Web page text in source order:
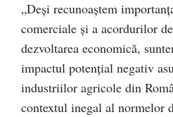
„Deși recunoaștem
comerciale și a acordurilor
dezvoltarea economică,
impactul potențial negativ
industriilor agricole din
contextul inegal al normelor